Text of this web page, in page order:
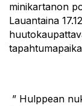
minikartanon
Lauantaina
” Hulppean